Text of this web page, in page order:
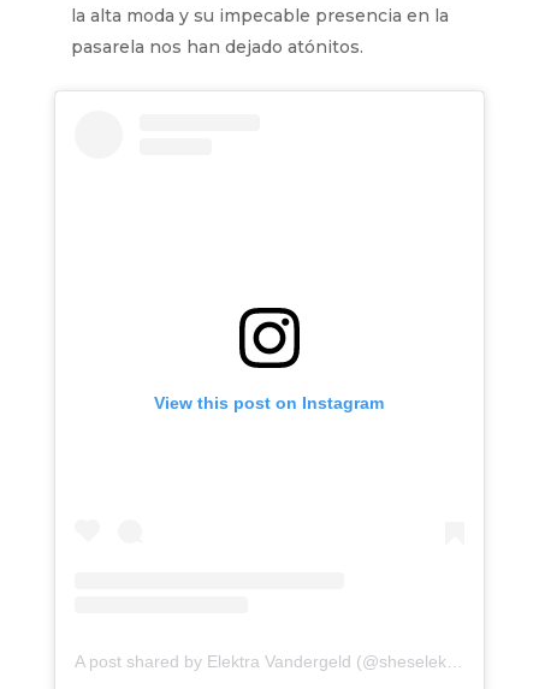
la alta moda y su impecable presencia en la
pasarela nos han dejado atónitos.
View this post on Instagram
A post shared by Elektra Vandergeld (@sheselektra.van)